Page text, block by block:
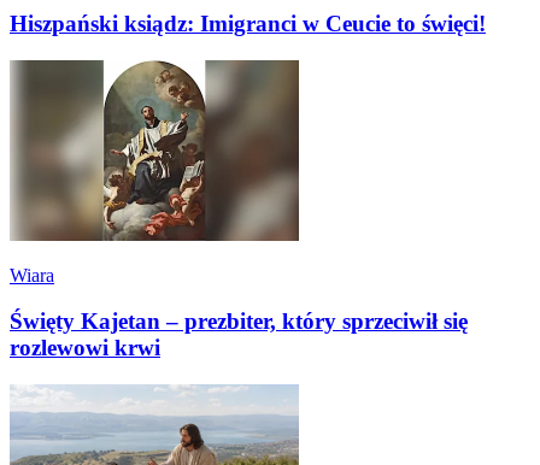
Hiszpański ksiądz: Imigranci w Ceucie to święci!
Wiara
Święty Kajetan – prezbiter, który sprzeciwił się
rozlewowi krwi